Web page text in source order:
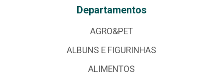
Departamentos
AGRO&PET
ALBUNS E FIGURINHAS
ALIMENTOS